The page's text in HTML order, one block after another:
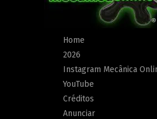
Home
2026
Instagram Mecânica
YouTube
Créditos
Anunciar